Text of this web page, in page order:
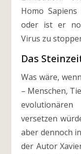
Homo
oder ist er
Virus zu
Das
Was wäre,
– Menschen,
evolutionären
versetzen
aber dennoch
der Autor